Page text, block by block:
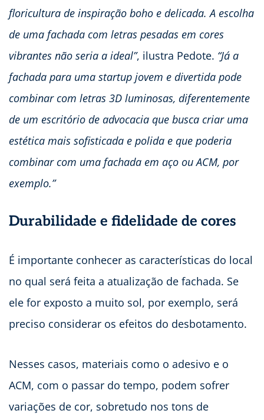
floricultura de inspiração boho e delicada. A escolha
de uma fachada com letras pesadas em cores
vibrantes não seria a ideal”, ilustra Pedote. “Já a
fachada para uma startup jovem e divertida pode
combinar com letras 3D luminosas, diferentemente
de um escritório de advocacia que busca criar uma
estética mais sofisticada e polida e que poderia
combinar com uma fachada em aço ou ACM, por
exemplo.”
Durabilidade e fidelidade de cores
É importante conhecer as características do local
no qual será feita a atualização de fachada. Se
ele for exposto a muito sol, por exemplo, será
preciso considerar os efeitos do desbotamento.
Nesses casos, materiais como o adesivo e o
ACM, com o passar do tempo, podem sofrer
variações de cor, sobretudo nos tons de